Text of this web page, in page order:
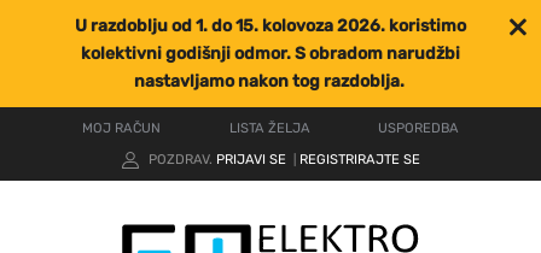
U razdoblju od 1. do 15. kolovoza 2026. koristimo
kolektivni godišnji odmor. S obradom narudžbi
nastavljamo nakon tog razdoblja.
MOJ RAČUN LISTA ŽELJA
USPOREDBA
POZDRAV. PRIJAVI SE REGISTRIRAJTE SE